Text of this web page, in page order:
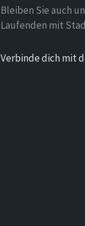
Bleiben Sie auch
Laufenden mit
Verbinde dich mit